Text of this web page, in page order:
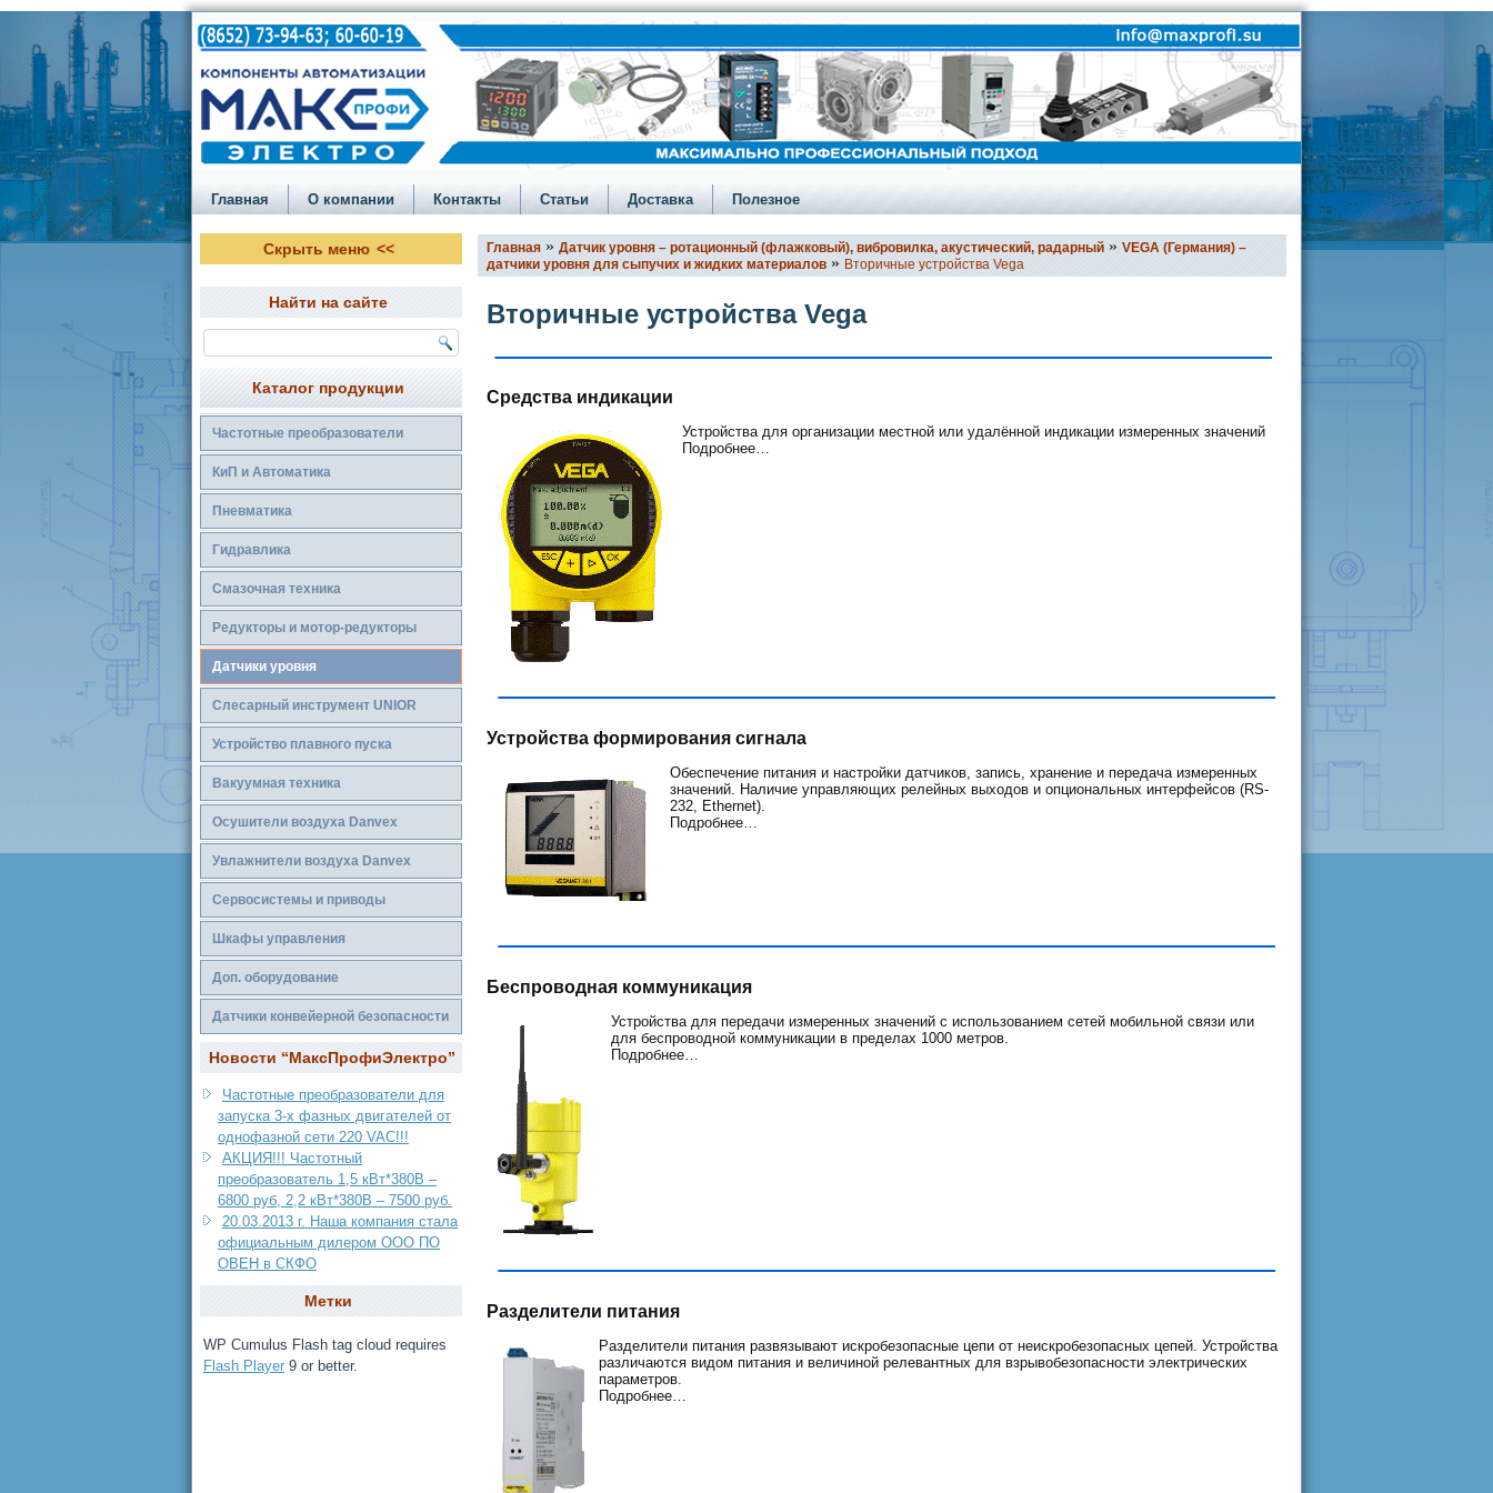
Главная О компании Контакты Статьи Доставка Полезное
Скрыть меню
Найти на сайте
Каталог продукции
Частотные преобразователи
КиП и Автоматика
Пневматика
Гидравлика
Смазочная техника
Редукторы и мотор-редукторы
Датчики уровня
Слесарный инструмент UNIOR
Устройство плавного пуска
Вакуумная техника
Осушители воздуха Danvex
Увлажнители воздуха Danvex
Сервосистемы и приводы
Шкафы управления
Доп. оборудование
Датчики конвейерной безопасности
Новости “МаксПрофиЭлектро”
Частотные преобразователи для
запуска 3-х фазных двигателей от
однофазной сети 220 VAC!!!
АКЦИЯ!!! Частотный
преобразователь 1,5 кВт*380В –
6800 руб, 2,2 кВт*380В – 7500 руб.
20.03.2013 г. Наша компания стала
официальным дилером ООО ПО
ОВЕН в СКФО
Метки
WP Cumulus Flash tag cloud requires
Flash Player 9 or better.
Главная » Датчик уровня – ротационный (флажковый), вибровилка, акустический, радарный » VEGA (Германия) –
датчики уровня для сыпучих и жидких материалов » Вторичные устройства Vega
Вторичные устройства Vega
Средства индикации
Устройства для организации местной или удалённой индикации измеренных значений
Подробнее…
Устройства формирования сигнала
Обеспечение питания и настройки датчиков, запись, хранение и передача измеренных
значений. Наличие управляющих релейных выходов и опциональных интерфейсов (RS-
232, Ethernet).
Подробнее…
Беспроводная коммуникация
Устройства для передачи измеренных значений с использованием сетей мобильной связи или
для беспроводной коммуникации в пределах 1000 метров.
Подробнее…
Разделители питания
Разделители питания развязывают искробезопасные цепи от неискробезопасных цепей. Устройства
различаются видом питания и величиной релевантных для взрывобезопасности электрических
параметров.
Подробнее…